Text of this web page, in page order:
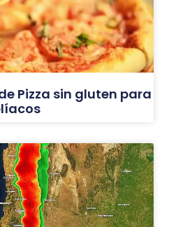
Pizza sin gluten para